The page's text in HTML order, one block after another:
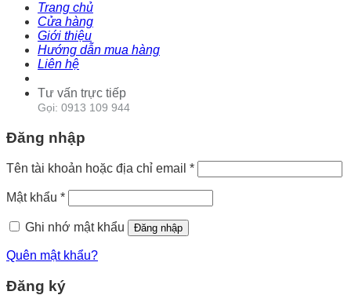
Trang chủ
Cửa hàng
Giới thiệu
Hướng dẫn mua hàng
Liên hệ
Tư vấn trực tiếp
Gọi: 0913 109 944
Đăng nhập
Tên tài khoản hoặc địa chỉ email *
Mật khẩu *
Ghi nhớ mật khẩu Đăng nhập
Quên mật khẩu?
Đăng ký